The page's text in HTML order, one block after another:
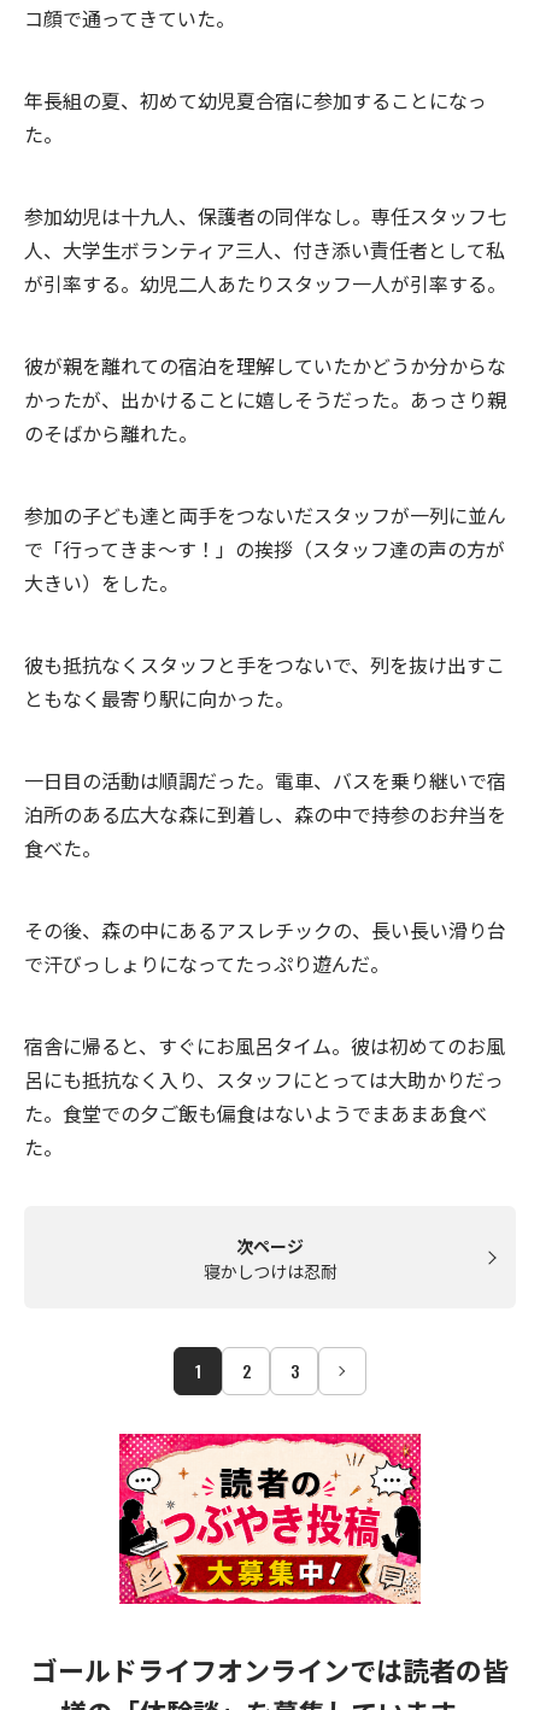
コ顔で通ってきていた。
年長組の夏、初めて幼児夏合宿に参加することになっ
た。
参加幼児は十九人、保護者の同伴なし。専任スタッフ七
人、大学生ボランティア三人、付き添い責任者として私
が引率する。幼児二人あたりスタッフ一人が引率する。
彼が親を離れての宿泊を理解していたかどうか分からな
かったが、出かけることに嬉しそうだった。あっさり親
のそばから離れた。
参加の子ども達と両手をつないだスタッフが一列に並ん
で「行ってきま～す！」の挨拶（スタッフ達の声の方が
大きい）をした。
彼も抵抗なくスタッフと手をつないで、列を抜け出すこ
ともなく最寄り駅に向かった。
一日目の活動は順調だった。電車、バスを乗り継いで宿
泊所のある広大な森に到着し、森の中で持参のお弁当を
食べた。
その後、森の中にあるアスレチックの、長い長い滑り台
で汗びっしょりになってたっぷり遊んだ。
宿舎に帰ると、すぐにお風呂タイム。彼は初めてのお風
呂にも抵抗なく入り、スタッフにとっては大助かりだっ
た。食堂での夕ご飯も偏食はないようでまあまあ食べ
た。
次ページ
寝かしつけは忍耐
1 2 3
ゴールドライフオンラインでは読者の皆